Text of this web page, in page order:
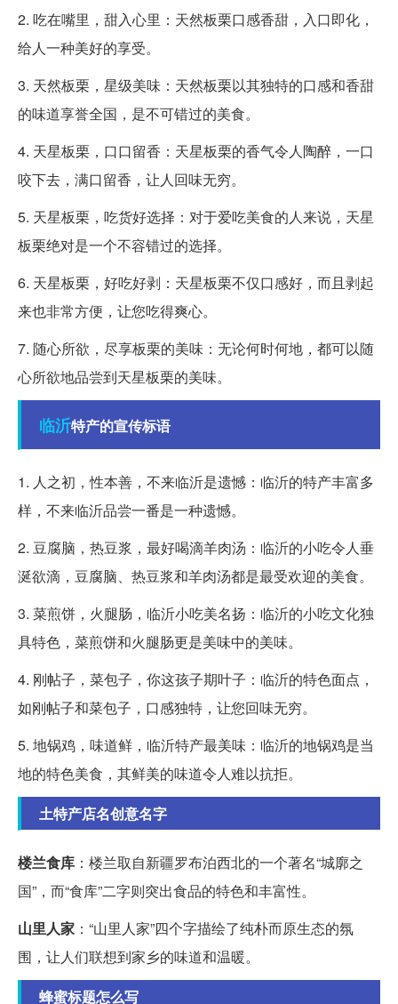
2. 吃在嘴里，甜入心里：天然板栗口感香甜，入口即化，
给人一种美好的享受。
3. 天然板栗，星级美味：天然板栗以其独特的口感和香甜
的味道享誉全国，是不可错过的美食。
4. 天星板栗，口口留香：天星板栗的香气令人陶醉，一口
咬下去，满口留香，让人回味无穷。
5. 天星板栗，吃货好选择：对于爱吃美食的人来说，天星
板栗绝对是一个不容错过的选择。
6. 天星板栗，好吃好剥：天星板栗不仅口感好，而且剥起
来也非常方便，让您吃得爽心。
7. 随心所欲，尽享板栗的美味：无论何时何地，都可以随
心所欲地品尝到天星板栗的美味。
临沂特产的宣传标语
1. 人之初，性本善，不来临沂是遗憾：临沂的特产丰富多
样，不来临沂品尝一番是一种遗憾。
2. 豆腐脑，热豆浆，最好喝滴羊肉汤：临沂的小吃令人垂
涎欲滴，豆腐脑、热豆浆和羊肉汤都是最受欢迎的美食。
3. 菜煎饼，火腿肠，临沂小吃美名扬：临沂的小吃文化独
具特色，菜煎饼和火腿肠更是美味中的美味。
4. 刚帖子，菜包子，你这孩子期叶子：临沂的特色面点，
如刚帖子和菜包子，口感独特，让您回味无穷。
5. 地锅鸡，味道鲜，临沂特产最美味：临沂的地锅鸡是当
地的特色美食，其鲜美的味道令人难以抗拒。
土特产店名创意名字
楼兰食库 ：楼兰取自新疆罗布泊西北的一个著名“城廓之
国”，而“食库”二字则突出食品的特色和丰富性。
山里人家 ：“山里人家”四个字描绘了纯朴而原生态的氛
围，让人们联想到家乡的味道和温暖。
蜂蜜标题怎么写